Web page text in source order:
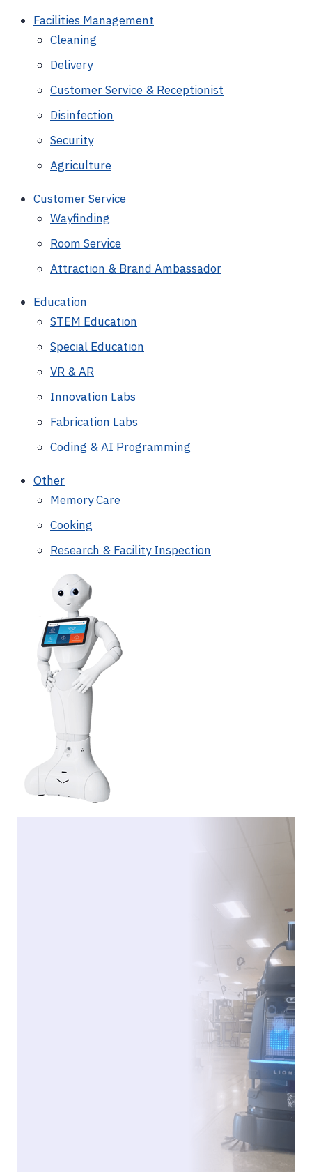
Facilities Management
Cleaning
Delivery
Customer Service & Receptionist
Disinfection
Security
Agriculture
Customer Service
Wayfinding
Room Service
Attraction & Brand Ambassador
Education
STEM Education
Special Education
VR & AR
Innovation Labs
Fabrication Labs
Coding & AI Programming
Other
Memory Care
Cooking
Research & Facility Inspection